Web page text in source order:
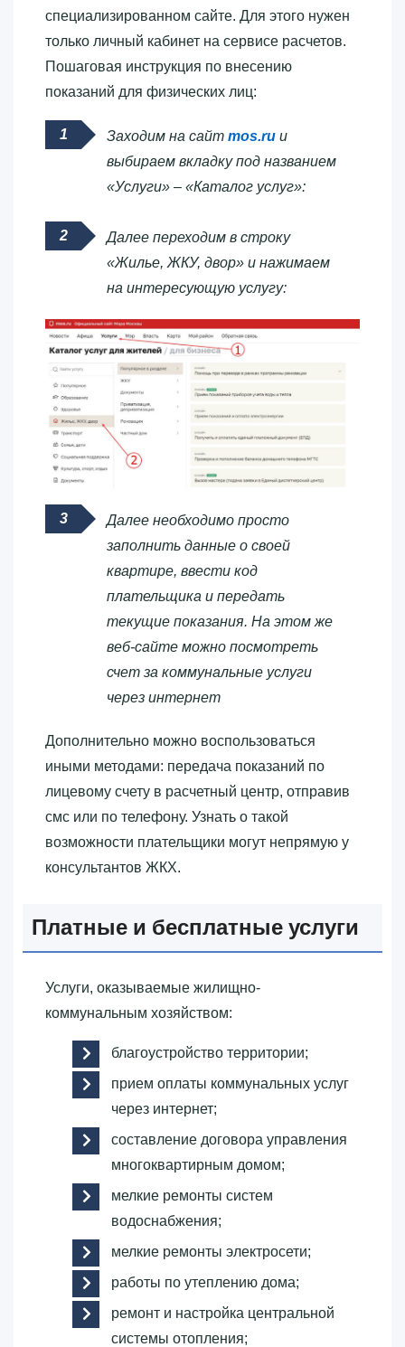
специализированном сайте. Для этого нужен
только личный кабинет на сервисе расчетов.
Пошаговая инструкция по внесению
показаний для физических лиц:
Заходим на сайт mos.ru и
выбираем вкладку под названием
«Услуги» – «Каталог услуг»:
Далее переходим в строку
«Жилье, ЖКУ, двор» и нажимаем
на интересующую услугу:
Далее необходимо просто
заполнить данные о своей
квартире, ввести код
плательщика и передать
текущие показания. На этом же
веб-сайте можно посмотреть
счет за коммунальные услуги
через интернет
Дополнительно можно воспользоваться
иными методами: передача показаний по
лицевому счету в расчетный центр, отправив
смс или по телефону. Узнать о такой
возможности плательщики могут непрямую у
консультантов ЖКХ.
Платные и бесплатные услуги
Услуги, оказываемые жилищно-
коммунальным хозяйством:
благоустройство территории;
прием оплаты коммунальных услуг
через интернет;
составление договора управления
многоквартирным домом;
мелкие ремонты систем
водоснабжения;
мелкие ремонты электросети;
работы по утеплению дома;
ремонт и настройка центральной
системы отопления;